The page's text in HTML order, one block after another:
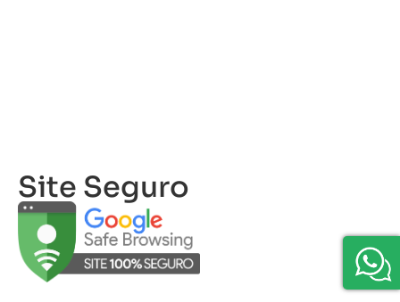
Site Seguro